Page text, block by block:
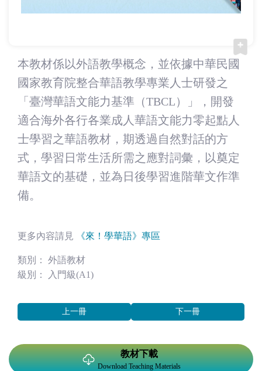
本教材係以外語教學概念，並依據中華民國
國家教育院整合華語教學專業人士研發之
「臺灣華語文能力基準（TBCL）」，開發
適合海外各行各業成人華語文能力零起點人
士學習之華語教材，期透過自然對話的方
式，學習日常生活所需之應對詞彙，以奠定
華語文的基礎，並為日後學習進階華文作準
備。
更多內容請見 《來！學華語》專區
類別： 外語教材
級別： 入門級(A1)
上一冊 下一冊
教材下載
Download Teaching Materials